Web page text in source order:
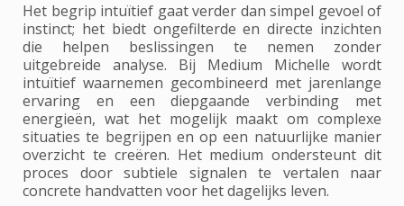
Het begrip intuïtief gaat verder dan simpel gevoel of
instinct; het biedt ongefilterde en directe inzichten
die helpen beslissingen te nemen zonder
uitgebreide analyse. Bij Medium Michelle wordt
intuïtief waarnemen gecombineerd met jarenlange
ervaring en een diepgaande verbinding met
energieën, wat het mogelijk maakt om complexe
situaties te begrijpen en op een natuurlijke manier
overzicht te creëren. Het medium ondersteunt dit
proces door subtiele signalen te vertalen naar
concrete handvatten voor het dagelijks leven.